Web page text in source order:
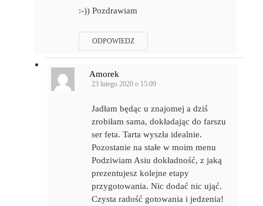
:-)) Pozdrawiam
ODPOWIEDZ
Amorek
23 lutego 2020 o 15:09
Jadłam będąc u znajomej a dziś
zrobiłam sama, dokładając do farszu
ser feta. Tarta wyszła idealnie.
Pozostanie na stałe w moim menu
Podziwiam Asiu dokładność, z jaką
prezentujesz kolejne etapy
przygotowania. Nic dodać nic ująć.
Czysta radość gotowania i jedzenia!